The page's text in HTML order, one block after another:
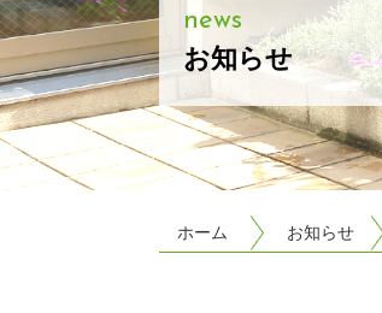
news
お知らせ
ホーム お知らせ